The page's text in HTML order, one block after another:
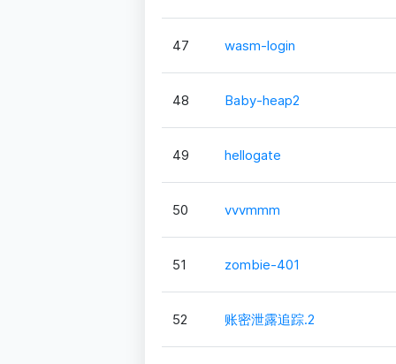
47 wasm-login
48 Baby-heap2
49 hellogate
50 vvvmmm
51 zombie-401
52 账密泄露追踪.2